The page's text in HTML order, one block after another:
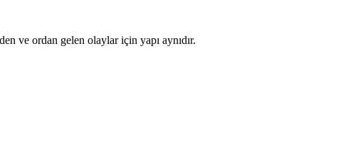
ve ordan gelen olaylar için yapı aynıdır.